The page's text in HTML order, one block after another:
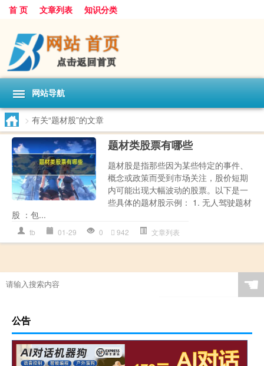
首 页 文章列表 知识分类
网站导航
> 有关“题材股”的文章
题材类股票有哪些
题材股是指那些因为某些特定的事件、
概念或政策而受到市场关注，股价短期
内可能出现大幅波动的股票。以下是一
些具体的题材股示例： 1. 无人驾驶题材
股 ：包...
tb 01-29 0 942 文章列表
☚
公告